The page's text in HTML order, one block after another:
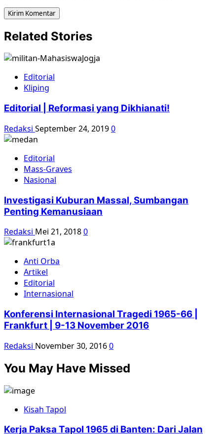
Related Stories
Editorial
Kliping
Editorial | Reformasi yang Dikhianati!
Redaksi September 24, 20190
Editorial
Mass-Graves
Nasional
Investigasi Kuburan Massal, Sumbangan
Penting Kemanusiaan
Redaksi Mei 21, 20180
Anti Orba
Artikel
Editorial
Internasional
Konferensi Internasional Tragedi 1965-66 |
Frankfurt | 9-13 November 2016
Redaksi November 30, 20160
You May Have Missed
Kisah Tapol
Kerja Paksa Tapol 1965 di Banten: Dari Jalan